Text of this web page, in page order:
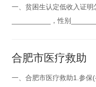
特殊困难残疾人。有
一、贫困生认定低收入证明
__________，性别
合肥市医疗救助
一、合肥市医疗救助1.参保